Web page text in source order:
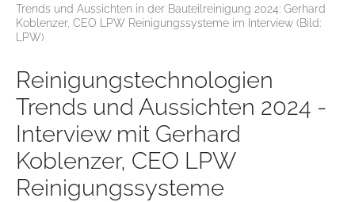
Trends und Aussichten in der Bauteilreinigung 2024: Gerhard
Koblenzer, CEO LPW Reinigungssysteme im Interview (Bild:
LPW)
Reinigungstechnologien
Trends und Aussichten 2024 -
Interview mit Gerhard
Koblenzer, CEO LPW
Reinigungssysteme